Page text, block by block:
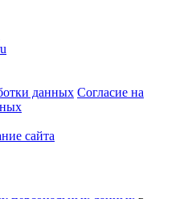
данных Cогласие на